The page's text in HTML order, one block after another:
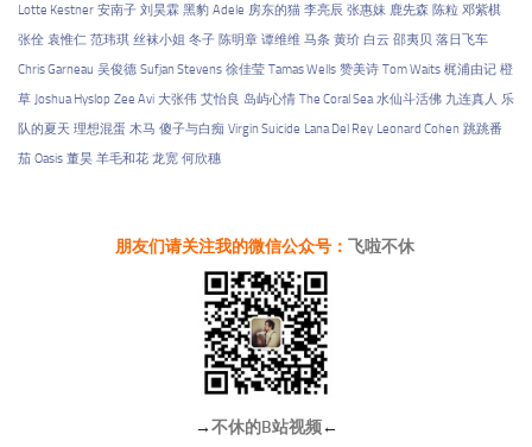
Lotte Kestner 安南子 刘昊霖 黑豹 Adele 房东的猫 李亮辰 张惠妹 鹿先森 陈粒 邓紫棋
张佺 袁惟仁 范玮琪 丝袜小姐 冬子 陈明章 谭维维 马条 黄玠 白云 邵夷贝 落日飞车
Chris Garneau 吴俊德 Sufjan Stevens 徐佳莹 Tamas Wells 赞美诗 Tom Waits 梶浦由记 橙
草 Joshua Hyslop Zee Avi 大张伟 艾怡良 岛屿心情 The Coral Sea 水仙斗活佛 九连真人 乐
队的夏天 理想混蛋 木马 傻子与白痴 Virgin Suicide Lana Del Rey Leonard Cohen 跳跳番
茄 Oasis 董昊 羊毛和花 龙宽 何欣穗
朋友们请关注我的微信公众号： 飞啦不休
→不休的B站视频←